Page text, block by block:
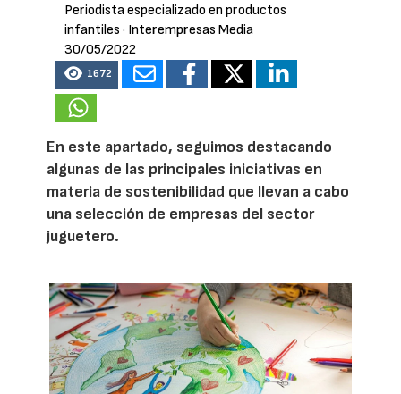
Periodista especializado en productos
infantiles · Interempresas Media
30/05/2022
1672
En este apartado, seguimos destacando
algunas de las principales iniciativas en
materia de sostenibilidad que llevan a cabo
una selección de empresas del sector
juguetero.